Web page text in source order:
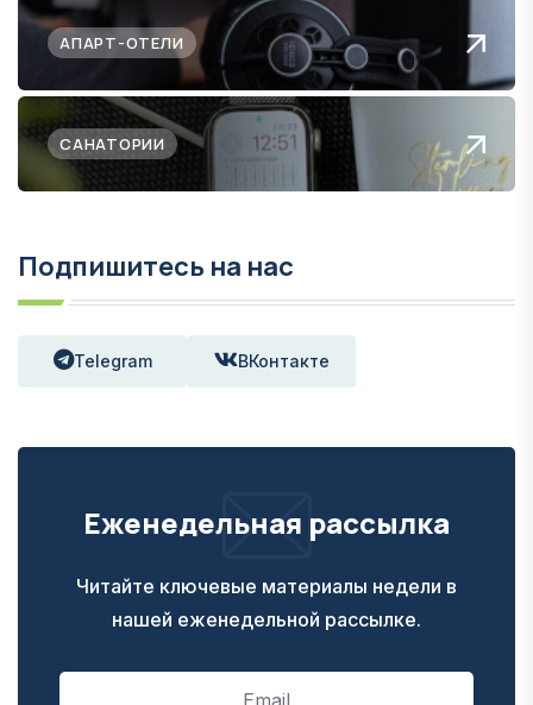
АПАРТ-ОТЕЛИ
САНАТОРИИ
Подпишитесь на нас
Telegram ВКонтакте
Еженедельная рассылка
Читайте ключевые материалы недели в
нашей еженедельной рассылке.